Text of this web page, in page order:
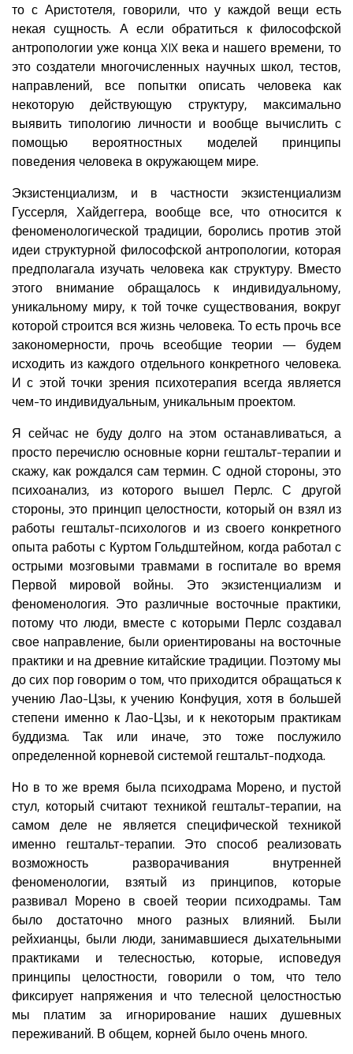
то с Аристотеля, говорили, что у каждой вещи есть
некая сущность. А если обратиться к философской
антропологии уже конца XIX века и нашего времени, то
это создатели многочисленных научных школ, тестов,
направлений, все попытки описать человека как
некоторую действующую структуру, максимально
выявить типологию личности и вообще вычислить с
помощью вероятностных моделей принципы
поведения человека в окружающем мире.
Экзистенциализм, и в частности экзистенциализм
Гуссерля, Хайдеггера, вообще все, что относится к
феноменологической традиции, боролись против этой
идеи структурной философской антропологии, которая
предполагала изучать человека как структуру. Вместо
этого внимание обращалось к индивидуальному,
уникальному миру, к той точке существования, вокруг
которой строится вся жизнь человека. То есть прочь все
закономерности, прочь всеобщие теории — будем
исходить из каждого отдельного конкретного человека.
И с этой точки зрения психотерапия всегда является
чем-то индивидуальным, уникальным проектом.
Я сейчас не буду долго на этом останавливаться, а
просто перечислю основные корни гештальт-терапии и
скажу, как рождался сам термин. С одной стороны, это
психоанализ, из которого вышел Перлс. С другой
стороны, это принцип целостности, который он взял из
работы гештальт-психологов и из своего конкретного
опыта работы с Куртом Гольдштейном, когда работал с
острыми мозговыми травмами в госпитале во время
Первой мировой войны. Это экзистенциализм и
феноменология. Это различные восточные практики,
потому что люди, вместе с которыми Перлс создавал
свое направление, были ориентированы на восточные
практики и на древние китайские традиции. Поэтому мы
до сих пор говорим о том, что приходится обращаться к
учению Лао-Цзы, к учению Конфуция, хотя в большей
степени именно к Лао-Цзы, и к некоторым практикам
буддизма. Так или иначе, это тоже послужило
определенной корневой системой гештальт-подхода.
Но в то же время была психодрама Морено, и пустой
стул, который считают техникой гештальт-терапии, на
самом деле не является специфической техникой
именно гештальт-терапии. Это способ реализовать
возможность разворачивания внутренней
феноменологии, взятый из принципов, которые
развивал Морено в своей теории психодрамы. Там
было достаточно много разных влияний. Были
рейхианцы, были люди, занимавшиеся дыхательными
практиками и телесностью, которые, исповедуя
принципы целостности, говорили о том, что тело
фиксирует напряжения и что телесной целостностью
мы платим за игнорирование наших душевных
переживаний. В общем, корней было очень много.